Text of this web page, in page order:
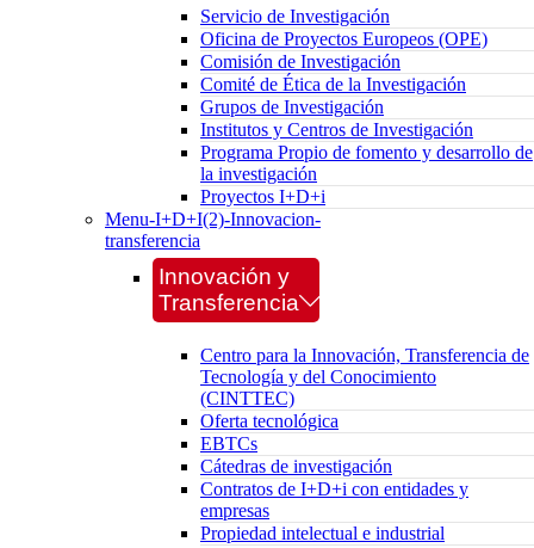
Servicio de Investigación
Oficina de Proyectos Europeos (OPE)
Comisión de Investigación
Comité de Ética de la Investigación
Grupos de Investigación
Institutos y Centros de Investigación
Programa Propio de fomento y desarrollo de
la investigación
Proyectos I+D+i
Menu-I+D+I(2)-Innovacion-
transferencia
Innovación y
Transferencia
Centro para la Innovación, Transferencia de
Tecnología y del Conocimiento
(CINTTEC)
Oferta tecnológica
EBTCs
Cátedras de investigación
Contratos de I+D+i con entidades y
empresas
Propiedad intelectual e industrial